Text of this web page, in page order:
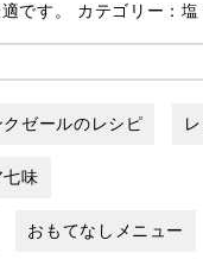
です。 カテゴリー：塩
クゼールのレシピ
七味
おもてなしメニュー